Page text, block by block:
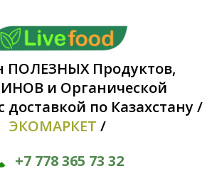
ПОЛЕЗНЫХ Продуктов,
и Органической
доставкой по Казахстану /
ЭКОМАРКЕТ /
+7 778 365 73 32